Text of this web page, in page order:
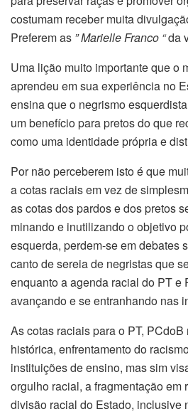
costumam receber muita
Preferem as ” Marielle Franco “da
Uma lição muito importante que o
aprendeu em sua experiência no
ensina que o negrismo
um benefício para pretos do que
como uma identidade própria e
Por não perceberem isto é que
a cotas raciais em vez de
as cotas dos pardos e dos pretos
minando e inutilizando o objetivo
esquerda, perdem-se em debates
canto de sereia de negristas que
enquanto a agenda racial do PT e
avançando e se entranhando nas
As cotas raciais para o PT,
histórica, enfrentamento do
instituições de ensino, mas sim
orgulho racial, a fragmentação em
divisão racial do Estado, inclusive